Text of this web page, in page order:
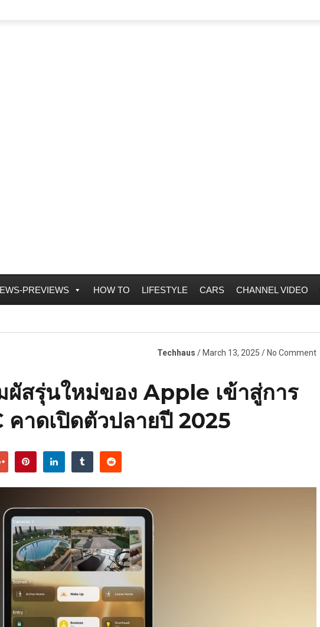
PREVIEWS HOW TO LIFESTYLE CARS CHANNEL VIDEO
Techhaus / March 13, 2025 / No Comment
สรุ่นใหม่ของ Apple เข้าสู่การ
าดเปิดตัวปลายปี 2025